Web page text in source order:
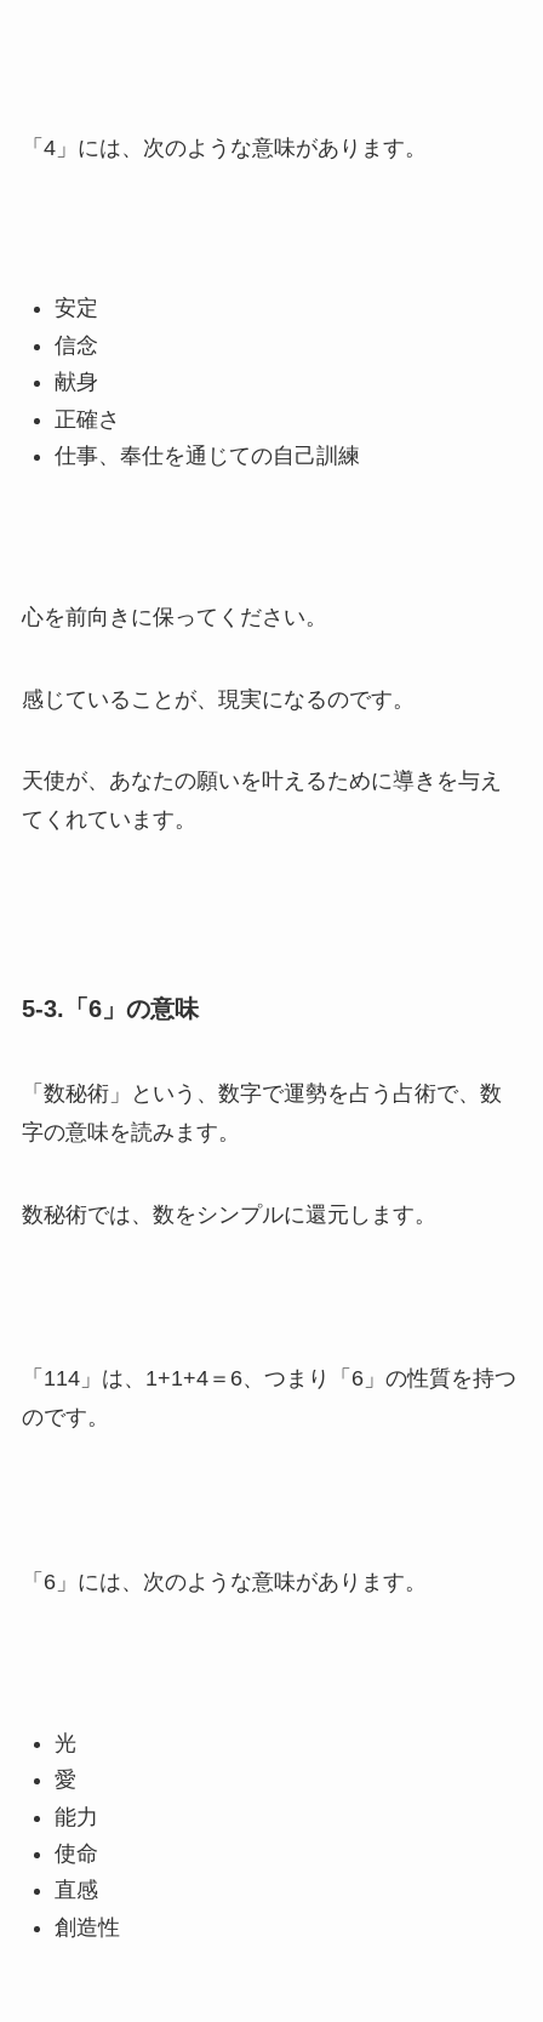
「4」には、次のような意味があります。
安定
信念
献身
正確さ
仕事、奉仕を通じての自己訓練
心を前向きに保ってください。
感じていることが、現実になるのです。
天使が、あなたの願いを叶えるために導きを与え
てくれています。
5-3.「6」の意味
「数秘術」という、数字で運勢を占う占術で、数
字の意味を読みます。
数秘術では、数をシンプルに還元します。
「114」は、1+1+4＝6、つまり「6」の性質を持つ
のです。
「6」には、次のような意味があります。
光
愛
能力
使命
直感
創造性